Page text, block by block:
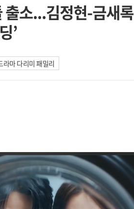
소...김정현-금새록
’
라마 다리미 패밀리